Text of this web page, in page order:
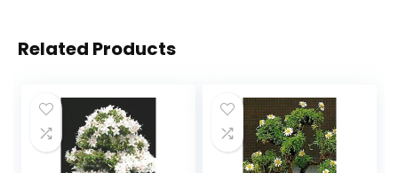
Related Products